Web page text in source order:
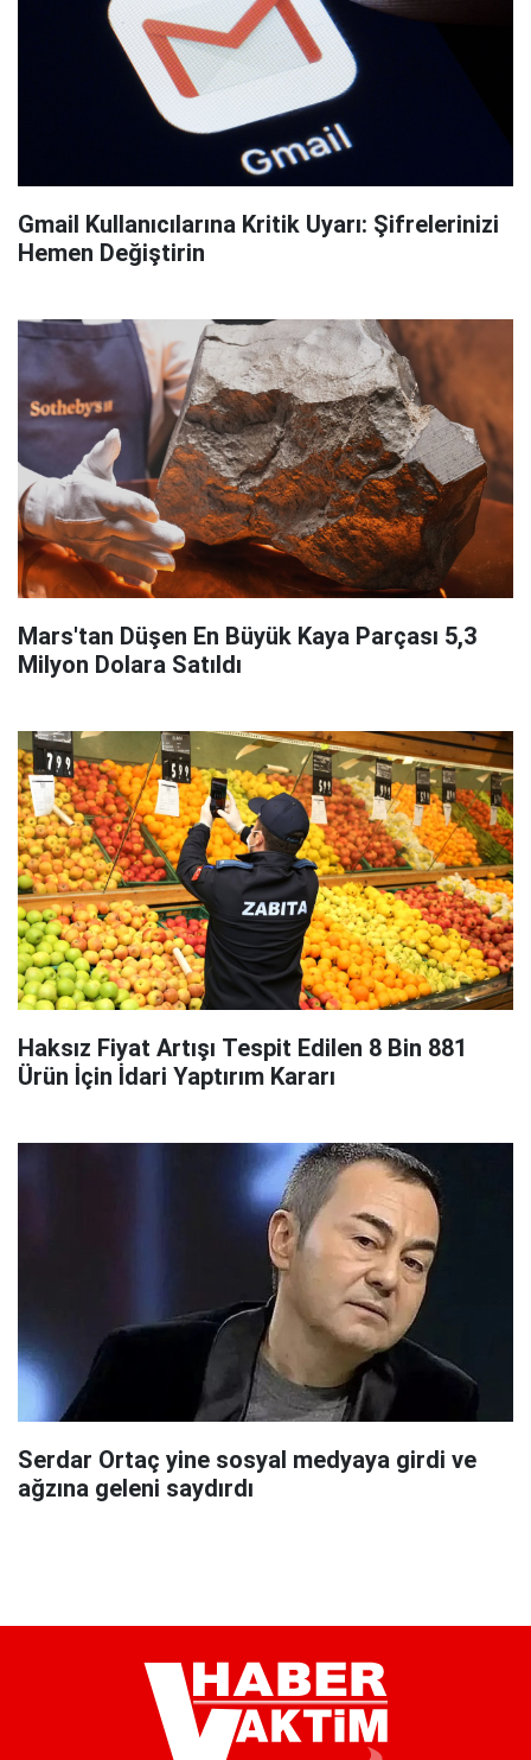
Gmail Kullanıcılarına Kritik Uyarı: Şifrelerinizi
Hemen Değiştirin
Mars'tan Düşen En Büyük Kaya Parçası 5,3
Milyon Dolara Satıldı
Haksız Fiyat Artışı Tespit Edilen 8 Bin 881
Ürün İçin İdari Yaptırım Kararı
Serdar Ortaç yine sosyal medyaya girdi ve
ağzına geleni saydırdı